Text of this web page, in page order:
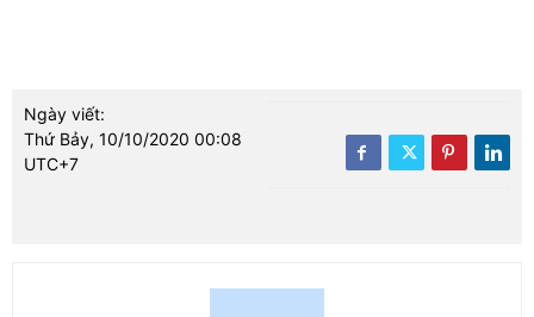
Ngày viết:
Thứ Bảy, 10/10/2020 00:08
UTC+7